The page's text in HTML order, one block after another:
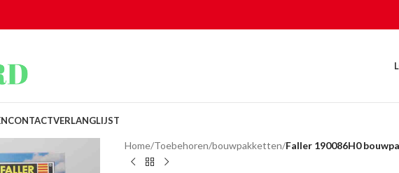
CONTACTVERLANGLIJST
Home/Toebehoren/bouwpakketten/Faller 190086H0